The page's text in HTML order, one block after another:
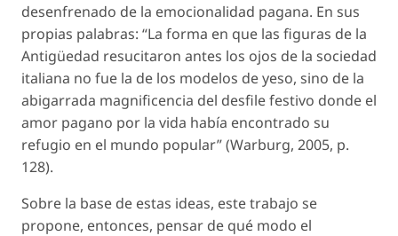
desenfrenado de la emocionalidad pagana. En sus
propias palabras: “La forma en que las figuras de la
Antigüedad resucitaron antes los ojos de la sociedad
italiana no fue la de los modelos de yeso, sino de la
abigarrada magnificencia del desfile festivo donde el
amor pagano por la vida había encontrado su
refugio en el mundo popular” (Warburg, 2005, p.
128).
Sobre la base de estas ideas, este trabajo se
propone, entonces, pensar de qué modo el